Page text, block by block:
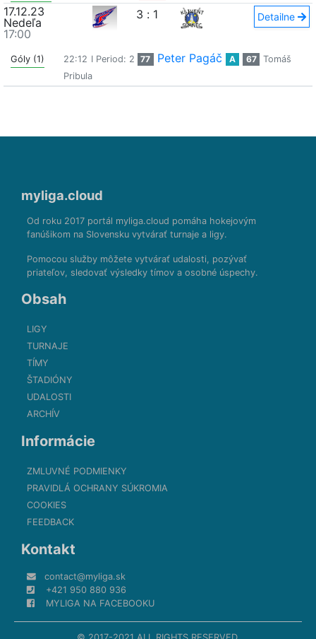
17.12.23
Nedeľa
17:00
3 : 1 Detailne
Góly (1) 22:12 I Period: 2 77 Peter Pagáč A 67
Tomáš
Pribula
myliga.cloud
Od roku 2017 portál myliga.cloud pomáha hokejovým
fanúšikom na Slovensku vytvárať turnaje a ligy.
Pomocou služby môžete vytvárať udalosti, pozývať
priateľov, sledovať výsledky tímov a osobné úspechy.
Obsah
LIGY
TURNAJE
TÍMY
ŠTADIÓNY
UDALOSTI
ARCHÍV
Informácie
ZMLUVNÉ PODMIENKY
PRAVIDLÁ OCHRANY SÚKROMIA
COOKIES
FEEDBACK
Kontakt
contact@myliga.sk
+421 950 880 936
MYLIGA NA FACEBOOKU